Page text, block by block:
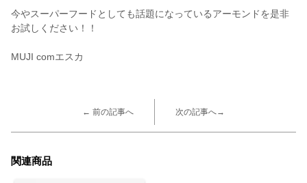
今やスーパーフードとしても話題になっているアーモンドを是非
お試しください！！
MUJI comエスカ
← 前の記事へ 次の記事へ→
関連商品